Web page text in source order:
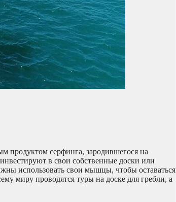
продуктом серфинга, зародившегося на
в свои собственные доски или
использовать свои мышцы, чтобы оставаться
миру проводятся туры на доске для гребли, а